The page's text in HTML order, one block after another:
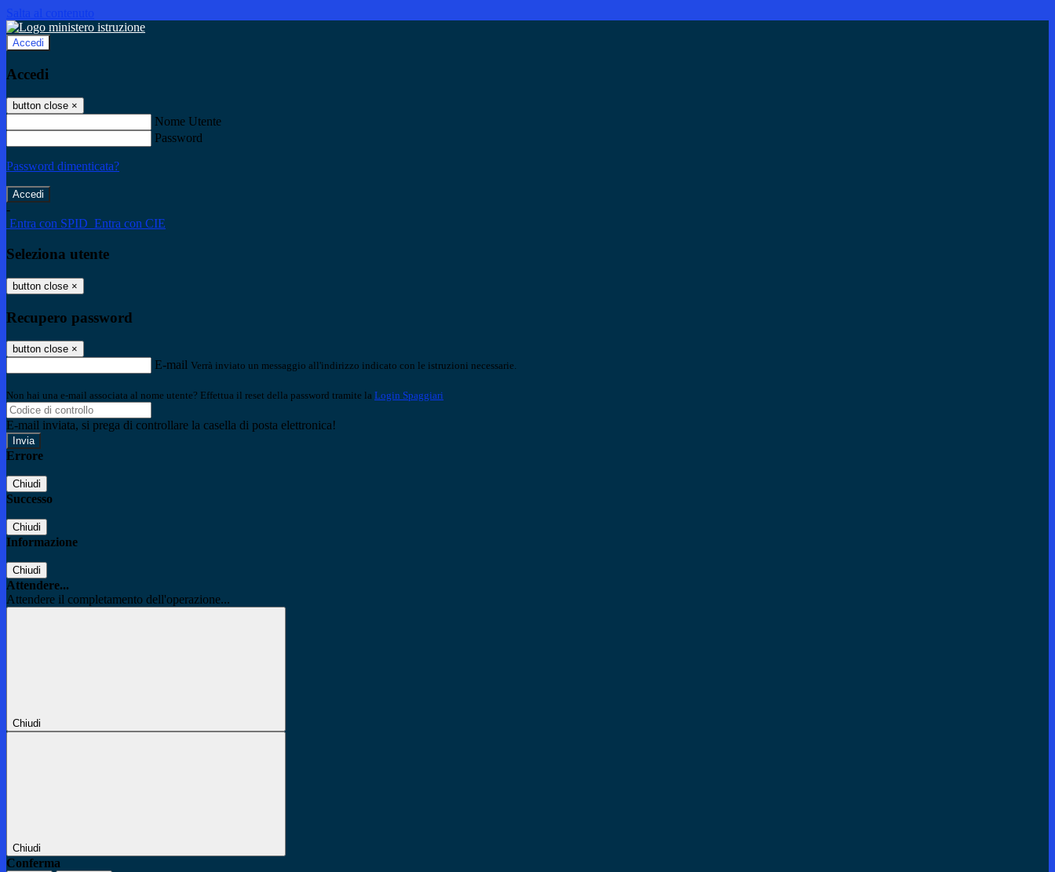
Salta al contenuto
Accedi
Accedi
button close ×
Nome Utente
Password
Password dimenticata?
-
Entra con SPID Entra con CIE
Seleziona utente
button close ×
Recupero password
button close ×
E-mail Verrà inviato un messaggio all'indirizzo indicato con le istruzioni necessarie.
Non hai una e-mail associata al nome utente? Effettua il reset della password tramite la Login Spaggiari
E-mail inviata, si prega di controllare la casella di posta elettronica!
Errore
Chiudi
Successo
Chiudi
Informazione
Chiudi
Attendere...
Attendere il completamento dell'operazione...
Chiudi
Chiudi
Conferma